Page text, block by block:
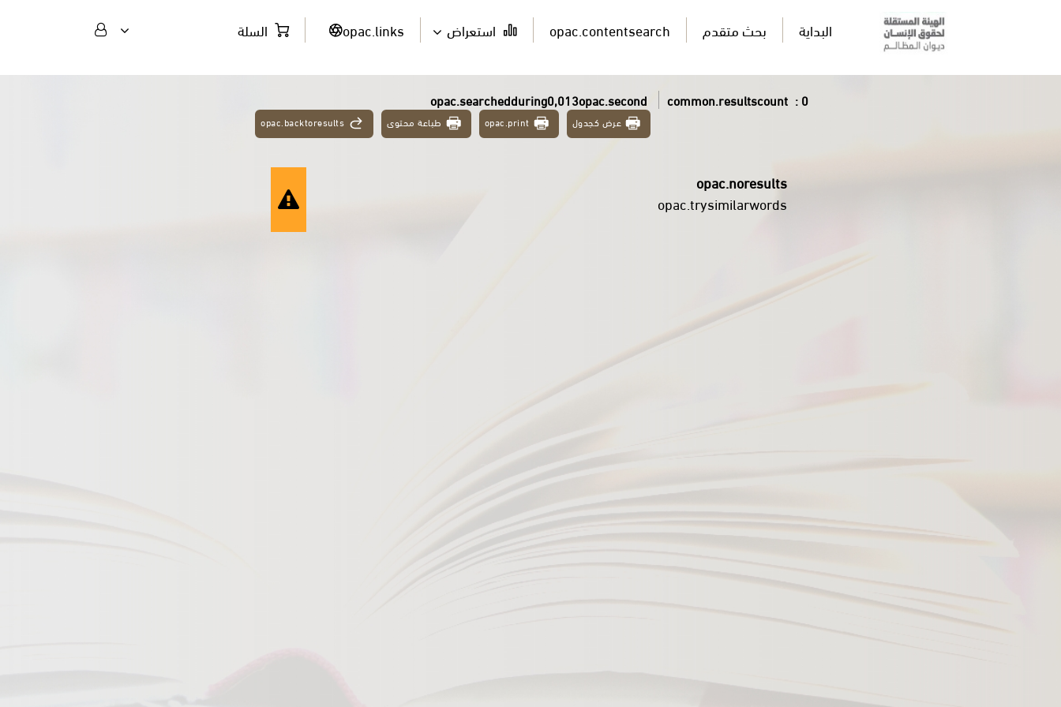
البداية بحث متقدم opac.contentsearch استعراض opac.links السلة
opac.searchedduring0,013opac.second common.resultscount : 0
عرض كجدول opac.print طباعة محتوى opac.backtoresults
opac.noresults
opac.trysimilarwords